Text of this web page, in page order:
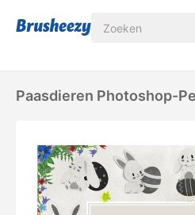
Paasdieren Photoshop-